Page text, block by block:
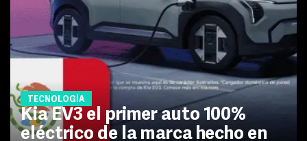
TECNOLOGÍA
Kia EV3 el primer auto 100%
eléctrico de la marca hecho en